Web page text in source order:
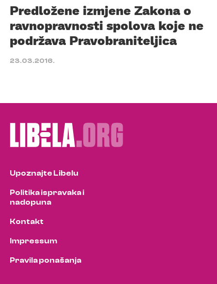
Predložene izmjene Zakona o
ravnopravnosti spolova koje ne
podržava Pravobraniteljica
23.03.2016.
Upoznajte Libelu
Politika ispravaka i
nadopuna
Kontakt
Impressum
Pravila ponašanja